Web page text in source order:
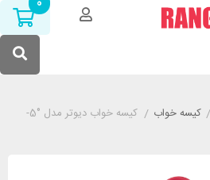
کیسه خواب/ کیسه خواب دیوتر مدل DEUTER ORBIT -5°